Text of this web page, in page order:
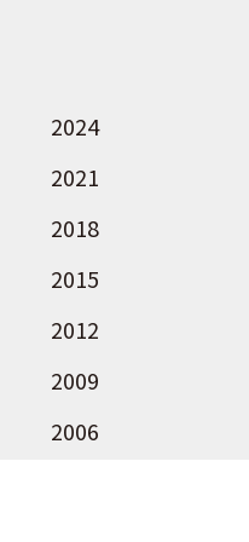
2024
2021
2018
2015
2012
2009
2006